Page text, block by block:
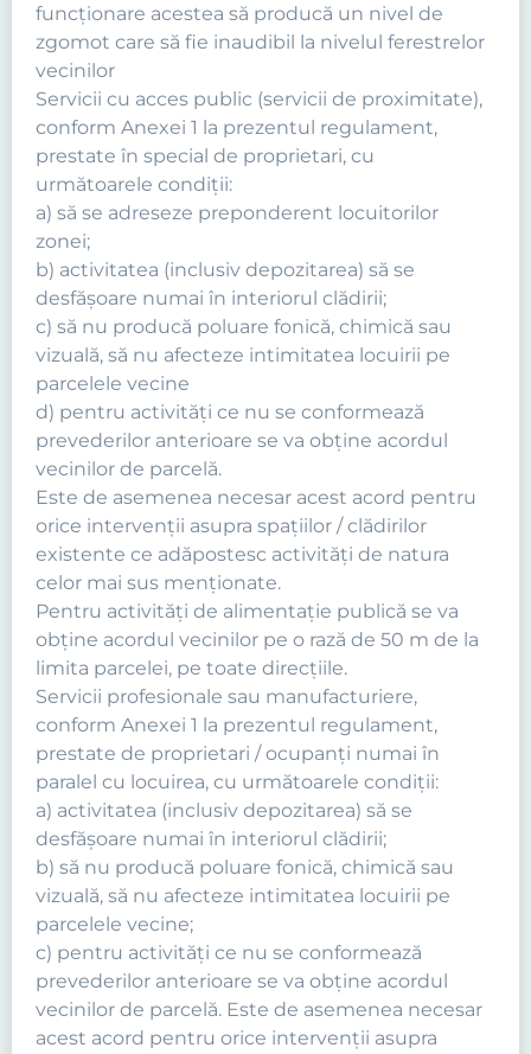
funcţionare acestea să producă un nivel de
zgomot care să fie inaudibil la nivelul ferestrelor
vecinilor
Servicii cu acces public (servicii de proximitate),
conform Anexei 1 la prezentul regulament,
prestate în special de proprietari, cu
următoarele condiţii:
a) să se adreseze preponderent locuitorilor
zonei;
b) activitatea (inclusiv depozitarea) să se
desfăşoare numai în interiorul clădirii;
c) să nu producă poluare fonică, chimică sau
vizuală, să nu afecteze intimitatea locuirii pe
parcelele vecine
d) pentru activităţi ce nu se conformează
prevederilor anterioare se va obţine acordul
vecinilor de parcelă.
Este de asemenea necesar acest acord pentru
orice intervenţii asupra spaţiilor / clădirilor
existente ce adăpostesc activităţi de natura
celor mai sus menţionate.
Pentru activităţi de alimentaţie publică se va
obţine acordul vecinilor pe o rază de 50 m de la
limita parcelei, pe toate direcţiile.
Servicii profesionale sau manufacturiere,
conform Anexei 1 la prezentul regulament,
prestate de proprietari / ocupanţi numai în
paralel cu locuirea, cu următoarele condiţii:
a) activitatea (inclusiv depozitarea) să se
desfăşoare numai în interiorul clădirii;
b) să nu producă poluare fonică, chimică sau
vizuală, să nu afecteze intimitatea locuirii pe
parcelele vecine;
c) pentru activităţi ce nu se conformează
prevederilor anterioare se va obţine acordul
vecinilor de parcelă. Este de asemenea necesar
acest acord pentru orice intervenţii asupra